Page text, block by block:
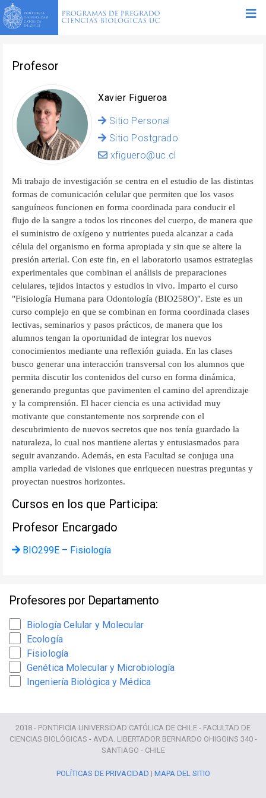
Profesor
Xavier Figueroa
Sitio Personal
Sitio Postgrado
xfiguero@uc.cl
Mi trabajo de investigación se centra en el estudio de las distintas
formas de comunicación celular que permiten que los vasos
sanguíneos funcionen en forma coordinada para conducir el
flujo de la sangre a todos los rincones del cuerpo, de manera que
el suministro de oxígeno y nutrientes pueda alcanzar a cada
célula del organismo en forma apropiada y sin que se altere la
presión arterial. Con este fin, en el laboratorio usamos estrategias
experimentales que combinan el análisis de preparaciones
celulares, tejidos intactos y estudios in vivo. Imparto el curso
"Fisiología Humana para Odontología (BIO258O)". Este es un
curso complejo en que se combinan en forma coordinada clases
lectivas, seminarios y pasos prácticos, de manera que los
alumnos tengan la oportunidad de integrar los nuevos
conocimientos mediante una reflexión guiada. En las clases
busco generar una interacción transversal con los alumnos que
permita discutir los contenidos del curso en forma dinámica,
generando preguntas que pavimenten el camino del aprendizaje
y la comprensión. El hacer ciencia es una actividad muy
motivante que constantemente nos sorprende con el
descubrimiento de nuevos secretos que nos tenía guardado la
naturaleza, lo cual nos mantiene alertas y entusiasmados para
seguir avanzando. Además, en esta Facultad se conjuga una
amplia variedad de visiones que enriquecen nuestras preguntas y
proyectan nuestros horizontes.
Cursos en los que Participa:
Profesor Encargado
BIO299E – Fisiología
Profesores por Departamento
Biología Celular y Molecular
Ecología
Fisiología
Genética Molecular y Microbiología
Ingeniería Biológica y Médica
2018 - PONTIFICIA UNIVERSIDAD CATÓLICA DE CHILE - FACULTAD DE
CIENCIAS BIOLÓGICAS - AVDA. LIBERTADOR BERNARDO OHIGGINS 340 -
SANTIAGO - CHILE
POLÍTICAS DE PRIVACIDAD | MAPA DEL SITIO